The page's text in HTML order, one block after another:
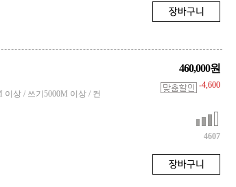
이상 / 쓰기5000M 이상 / 컨
460,000원
-4,600
4607